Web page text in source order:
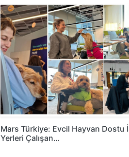
Mars Türkiye: Evcil Hayvan Dostu
Yerleri Çalışan…